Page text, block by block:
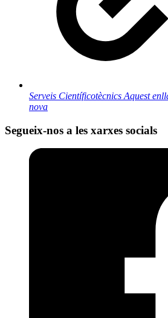
Serveis Científicotècnics Aquest
nova
Segueix-nos a les xarxes socials